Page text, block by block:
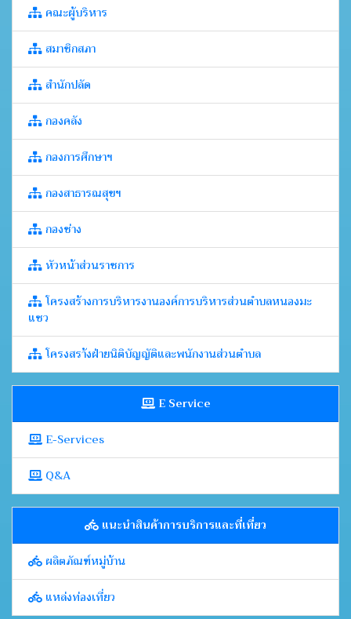
คณะผู้บริหาร
สมาชิกสภา
สำนักปลัด
กองคลัง
กองการศึกษาฯ
กองสาธารณสุขฯ
กองช่าง
หัวหน้าส่วนราชการ
โครงสร้างการบริหารงานองค์การบริหารส่วนตำบลหนองมะ
แซว
โครงสรา้งฝ่ายนิติบัญญัติและพนักงานส่วนตำบล
E Service
E-Services
Q&A
แนะนำสินค้าการบริการและที่เที่ยว
ผลิตภัณฑ์หมู่บ้าน
แหล่งท่องเที่ยว